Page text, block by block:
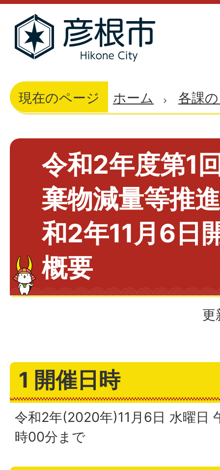
現在のページ ホーム 各課
令和2年度第1
棄物減量等推
和2年11月6日
概要
更
1 開催日時
令和2年(2020年)11月6日 水曜日
時00分まで